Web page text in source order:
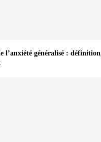
l’anxiété généralisé :